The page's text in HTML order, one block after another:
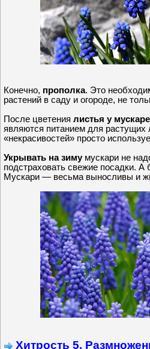
Конечно, прополка. Это
растений в саду и огороде, не
После цветения листья у
являются питанием для растущих
«некрасивостей» просто
Укрывать на зиму мускари не
подстраховать свежие посадки. А
Мускари — весьма выносливы и
Хитрость 5.